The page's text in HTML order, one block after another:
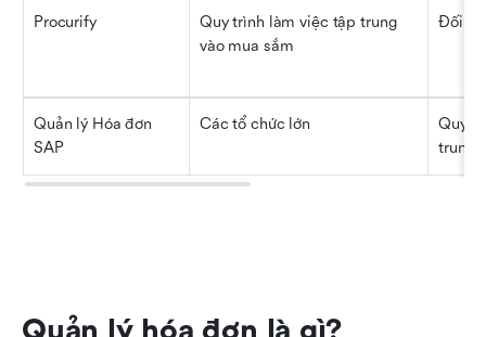
Procurify
Quy trình làm việc tập trung
vào mua sắm
Đối
Quản lý Hóa đơn
SAP
Các tổ chức lớn
Quy
trung,